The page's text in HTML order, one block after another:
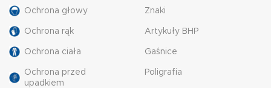
Ochrona głowy
Ochrona rąk
Ochrona ciała
Ochrona przed
upadkiem
Znaki
Artykuły BHP
Gaśnice
Poligrafia